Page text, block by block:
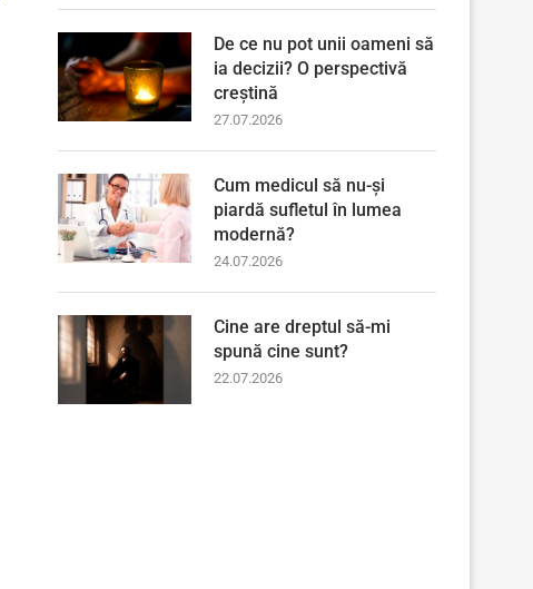
De ce nu pot unii oameni să
ia decizii? O perspectivă
creștină
27.07.2026
Cum medicul să nu-și
piardă sufletul în lumea
modernă?
24.07.2026
Cine are dreptul să-mi
spună cine sunt?
22.07.2026